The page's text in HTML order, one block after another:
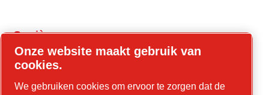
Carrières
Vacatures
Onze website maakt gebruik van
cookies.
We gebruiken cookies om ervoor te zorgen dat de